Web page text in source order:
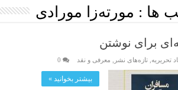
ها : مورته‌زا مورادی
برای نوشتن
تحریریه ,تازەهای نشر معرفی و نقد 0
بیشتر بخوانید »